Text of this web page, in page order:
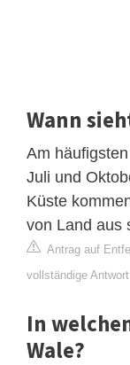
Wann
Am
Juli und
Küste
von Land aus
Antrag auf
vollständige
In
Wale?